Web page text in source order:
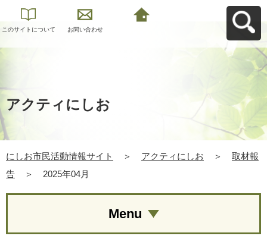
このサイトについて お問い合わせ
アクティにしお
にしお市民活動情報サイト ＞ アクティにしお ＞
取材報
告
＞ 2025年04月
Menu